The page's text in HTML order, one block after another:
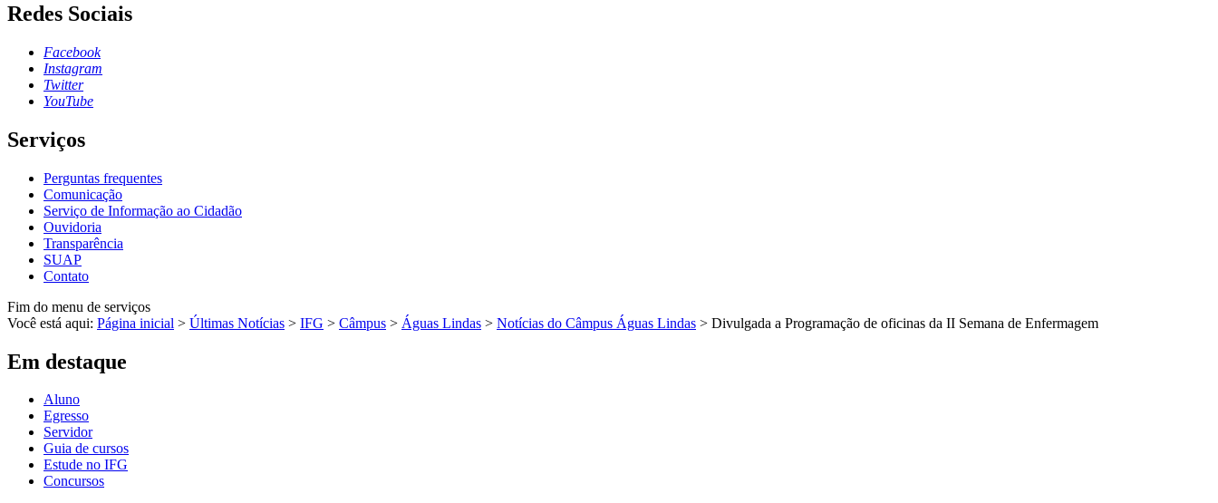
Redes Sociais
Facebook
Instagram
Twitter
YouTube
Serviços
Perguntas frequentes
Comunicação
Serviço de Informação ao Cidadão
Ouvidoria
Transparência
SUAP
Contato
Fim do menu de serviços
Você está aqui: Página inicial > Últimas Notícias > IFG > Câmpus > Águas Lindas > Notícias do Câmpus Águas Lindas > Divulgada a Programação de oficinas da II Semana de Enfermagem
Em destaque
Aluno
Egresso
Servidor
Guia de cursos
Estude no IFG
Concursos